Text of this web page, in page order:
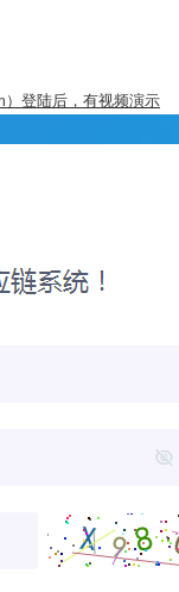
登陆后，有视频演示